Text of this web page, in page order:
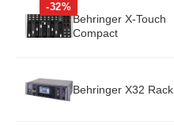
-32%
Behringer X-Touch
Compact
Behringer X32 Rack